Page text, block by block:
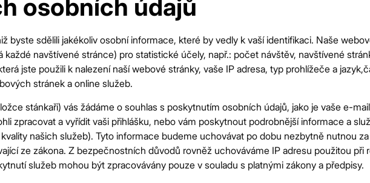
osobních údajů
byste sdělili jakékoliv osobní informace, které by vedly k vaší identifikaci. Naše
navštívené stránce) pro statistické účely, např.: počet návštěv, navštívené
jste použili k nalezení naší webové stránky, vaše IP adresa, typ prohlížeče a
stránek a online služeb.
stánkaři) vás žádáme o souhlas s poskytnutím osobních údajů, jako je vaše e-
zpracovat a vyřídit vaši přihlášku, nebo vám poskytnout podrobnější informace a
našich služeb). Tyto informace budeme uchovávat po dobu nezbytně nutnou
ze zákona. Z bezpečnostních důvodů rovněž uchováváme IP adresu použitou při
služeb mohou být zpracovávány pouze v souladu s platnými zákony a předpisy.